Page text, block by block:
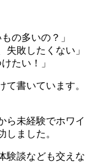
の多いの？」
失敗したくない」
たい！」
て書いています。
ら未経験でホワイ
しました。
験談なども交えな